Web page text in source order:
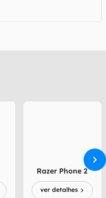
Razer Phone 2
ver detalhes